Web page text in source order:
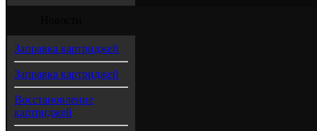
Заправка картриджей
Заправка картриджей
Восстановление
картриджей